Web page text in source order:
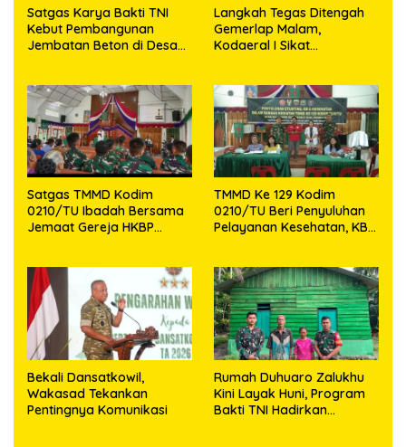
Satgas Karya Bakti TNI
Kebut Pembangunan
Jembatan Beton di Desa
Langkah Tegas Ditengah
Gemerlap Malam,
Kodaeral I Sikat
Tajam
Satgas TMMD Kodim
0210/TU Ibadah Bersama
Jemaat Gereja HKBP
TMMD Ke 129 Kodim
0210/TU Beri Penyuluhan
Pelayanan Kesehatan, KB
Bekali Dansatkowil,
Wakasad Tekankan
Pentingnya Komunikasi
Rumah Duhuaro Zalukhu
Kini Layak Huni, Program
Bakti TNI Hadirkan